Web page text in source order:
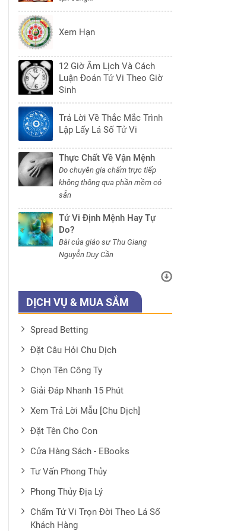
Xem Hạn
12 Giờ Âm Lịch Và Cách
Luận Đoán Tử Vi Theo Giờ
Sinh
Trả Lời Về Thắc Mắc Trình
Lập Lấy Lá Số Tử Vi
Thực Chất Về Vận Mệnh
Do chuyên gia chấm trực tiếp
không thông qua phần mềm có
sẵn
Tử Vi Định Mệnh Hay Tự
Do?
Bài của giáo sư Thu Giang
Nguyễn Duy Cần
DỊCH VỤ & MUA SẮM
Spread Betting
Đặt Câu Hỏi Chu Dịch
Chọn Tên Công Ty
Giải Đáp Nhanh 15 Phút
Xem Trả Lời Mẫu [Chu Dịch]
Đặt Tên Cho Con
Cửa Hàng Sách - EBooks
Tư Vấn Phong Thủy
Phong Thủy Địa Lý
Chấm Tử Vi Trọn Đời Theo Lá Số
Khách Hàng